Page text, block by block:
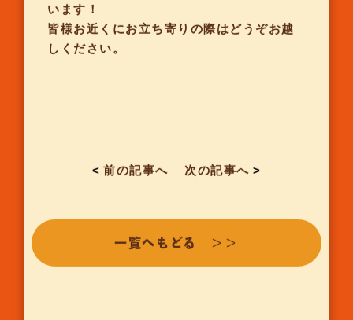
います！
皆様お近くにお立ち寄りの際はどうぞお越
しください。
<前の記事へ 次の記事へ >
一覧へもどる ＞＞